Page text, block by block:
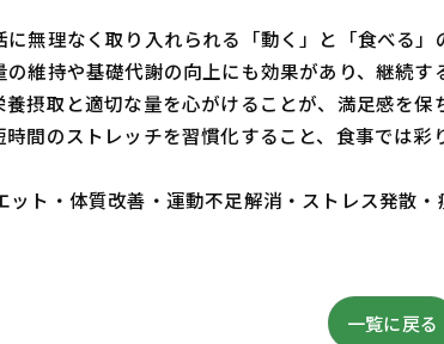
無理なく取り入れられる「動く」と「食べる」
維持や基礎代謝の向上にも効果があり、継続す
摂取と適切な量を心がけることが、満足感を
間のストレッチを習慣化すること、食事では
ト・体質改善・運動不足解消・ストレス発散
一覧に戻る